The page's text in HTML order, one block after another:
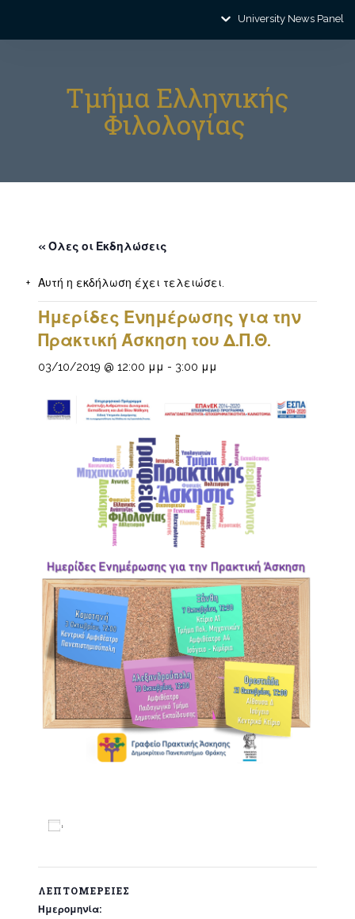
University News Panel
Τμήμα Ελληνικής
Φιλολογίας
« Όλες οι Εκδηλώσεις
Αυτή η εκδήλωση έχει τελειώσει.
Ημερίδες Ενημέρωσης για την
Πρακτική Άσκηση του Δ.Π.Θ.
03/10/2019 @ 12:00 μμ - 3:00 μμ
ΛΕΠΤΟΜΈΡΕΙΕΣ
Ημερομηνία: